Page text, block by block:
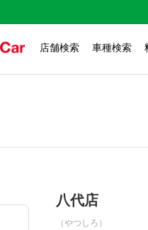
店舗検索 車種検索
八代店
（やつしろ）